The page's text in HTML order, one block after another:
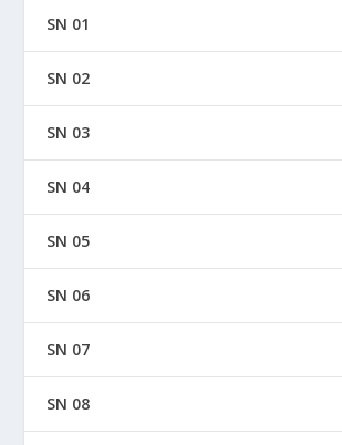
SN 01
SN 02
SN 03
SN 04
SN 05
SN 06
SN 07
SN 08